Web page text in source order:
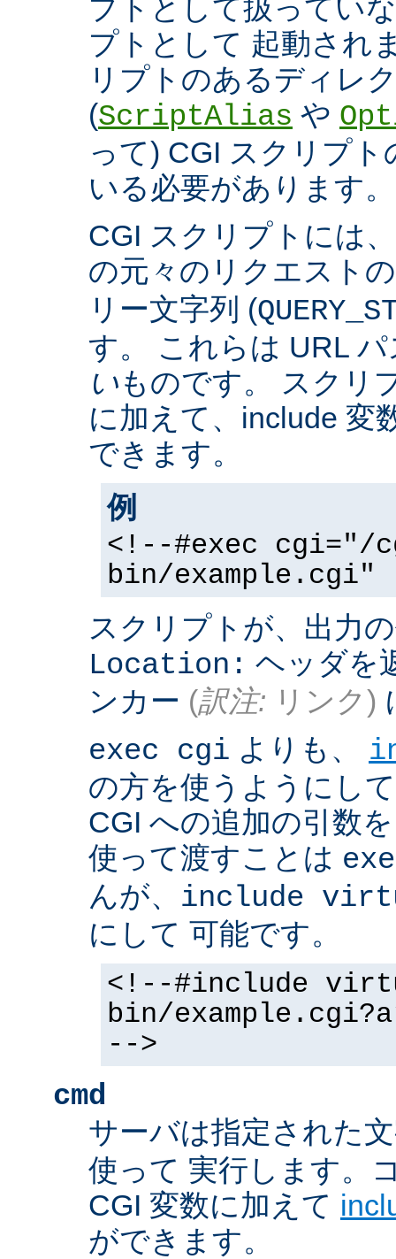
プトとして扱ってい
プトとして 起動され
リプトのあるディレ
(ScriptAlias や
って) CGI スクリプ
いる必要があります。
CGI スクリプトには
の元々のリクエスト
リー文字列 (
す。 これらは URL
いものです。 スクリ
に加えて、include 変
できます。
例
<!--#exec cgi="/
bin/example.cgi"
スクリプトが、出力
Location: ヘッダを
ンカー (訳注: リンク)
exec cgi よりも、
の方を使うようにし
CGI への追加の引数
使って渡すことは
んが、 include
にして 可能です。
<!--#include
bin/
-->
cmd
サーバは指定された
使って 実行します。
CGI 変数に加えて
ができます。